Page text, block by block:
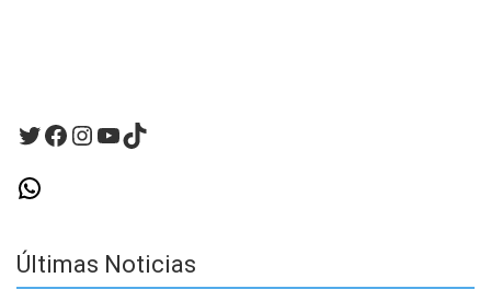
Twitter
Facebook
Instagram
YouTube
TikTok
WhatsApp
Últimas Noticias